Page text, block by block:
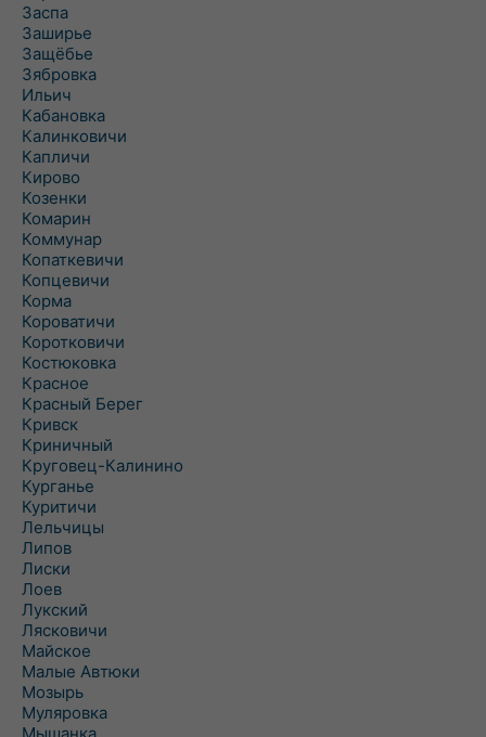
Заспа
Заширье
Защёбье
Зябровка
Ильич
Кабановка
Калинковичи
Капличи
Кирово
Козенки
Комарин
Коммунар
Копаткевичи
Копцевичи
Корма
Короватичи
Коротковичи
Костюковка
Красное
Красный Берег
Кривск
Криничный
Круговец-Калинино
Курганье
Куритичи
Лельчицы
Липов
Лиски
Лоев
Лукский
Лясковичи
Майское
Малые Автюки
Мозырь
Муляровка